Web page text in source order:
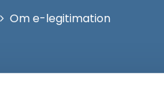
Om e-legitimation